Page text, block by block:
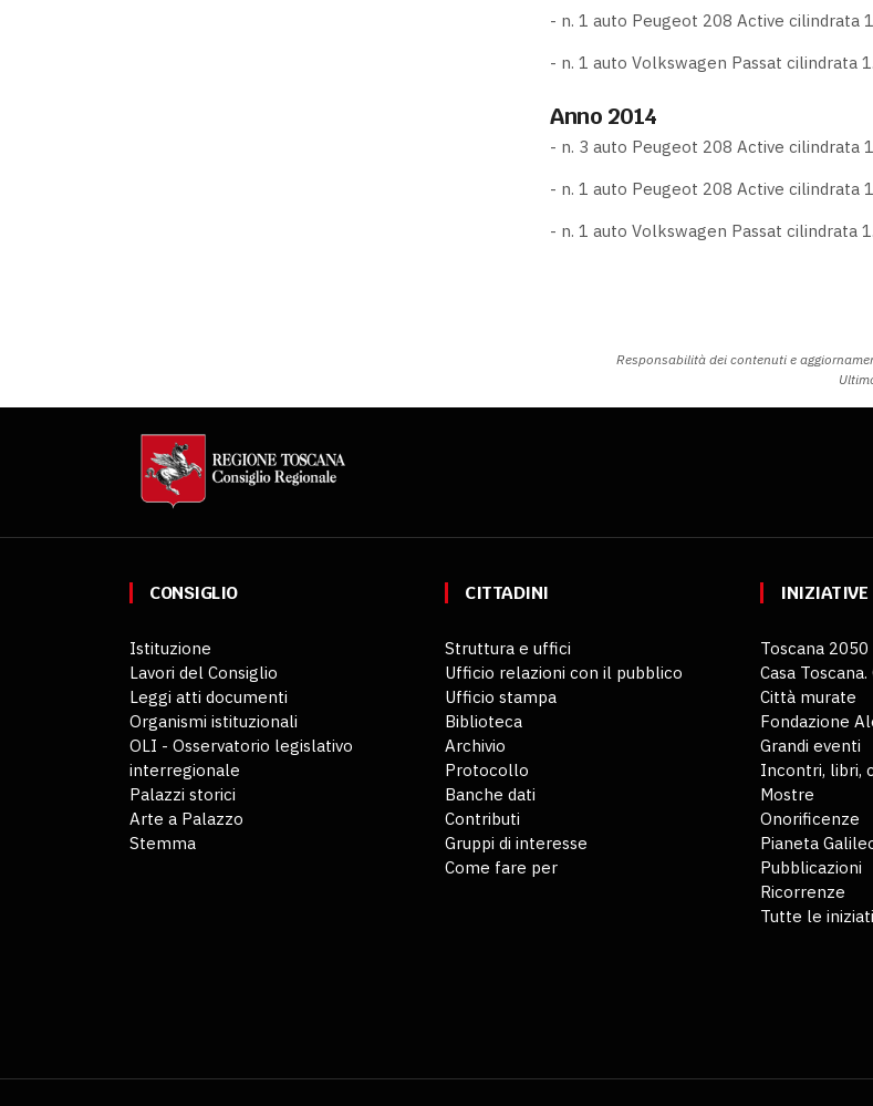
- n. 1 auto Peugeot 208 Active cilindrata
- n. 1 auto Volkswagen Passat cilindrata
Anno 2014
- n. 3 auto Peugeot 208 Active cilindrata
- n. 1 auto Peugeot 208 Active cilindrata
- n. 1 auto Volkswagen Passat cilindrata
Responsabilità dei contenuti e
CONSIGLIO
Istituzione
Lavori del Consiglio
Leggi atti documenti
Organismi istituzionali
OLI - Osservatorio legislativo
interregionale
Palazzi storici
Arte a Palazzo
Stemma
CITTADINI
Struttura e uffici
Ufficio relazioni con il pubblico
Ufficio stampa
Biblioteca
Archivio
Protocollo
Banche dati
Contributi
Gruppi di interesse
Come fare per
INIZIATIVE
Toscana 2050
Casa
Città murate
Fondazione
Grandi eventi
Incontri, libri,
Mostre
Onorificenze
Pianeta
Pubblicazioni
Ricorrenze
Tutte le